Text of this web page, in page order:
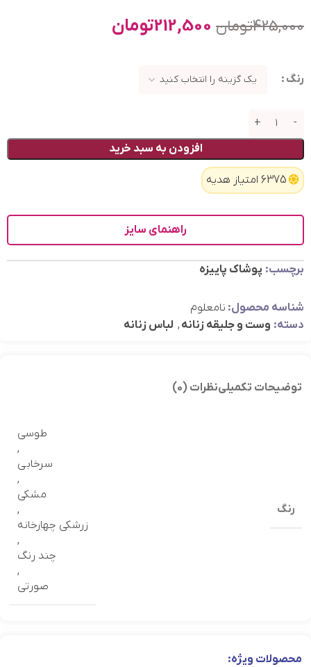
425,000تومان 212,500تومان
رنگ
افزودن به سبد خرید
6375 امتیاز هدیه
راهنمای سایز
برچسب: پوشاک پاییزه
شناسه محصول: نامعلوم
دسته: وست و جلیقه زنانه , لباس زنانه
توضیحات تکمیلینظرات (0)
رنگ
طوسی
,
سرخابی
,
مشکی
,
زرشکی چهارخانه
,
چند رنگ
,
صورتی
محصولات ویژه: